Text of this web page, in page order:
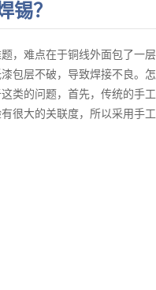
锡？
，难点在于铜线外面包了一
包层不破，导致焊接不良。
类的问题，首先，传统的手
很大的关联度，所以采用手工